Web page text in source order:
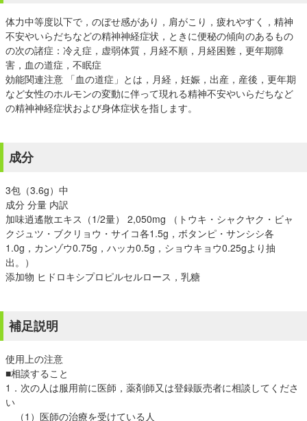
体力中等度以下で，のぼせ感があり，肩がこり，疲れやすく，精神
不安やいらだちなどの精神神経症状，ときに便秘の傾向のあるもの
の次の諸症：冷え症，虚弱体質，月経不順，月経困難，更年期障
害，血の道症，不眠症
効能関連注意 「血の道症」とは，月経，妊娠，出産，産後，更年期
など女性のホルモンの変動に伴って現れる精神不安やいらだちなど
の精神神経症状および身体症状を指します。
成分
3包（3.6g）中
成分 分量 内訳
加味逍遙散エキス（1/2量） 2,050mg （トウキ・シャクヤク・ビャ
クジュツ・ブクリョウ・サイコ各1.5g，ボタンピ・サンシシ各
1.0g，カンゾウ0.75g，ハッカ0.5g，ショウキョウ0.25gより抽
出。）
添加物 ヒドロキシプロピルセルロース，乳糖
補足説明
使用上の注意
■相談すること
1．次の人は服用前に医師，薬剤師又は登録販売者に相談してくださ
い
（1）医師の治療を受けている人